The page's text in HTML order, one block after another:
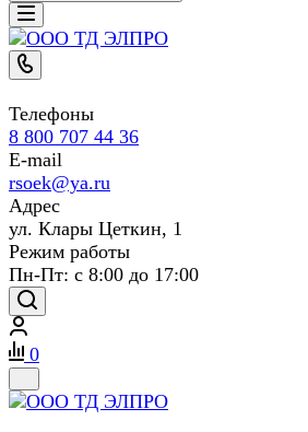
Телефоны
8 800 707 44 36
E-mail
rsoek@ya.ru
Адрес
ул. Клары Цеткин, 1
Режим работы
Пн-Пт: с 8:00 до 17:00
0